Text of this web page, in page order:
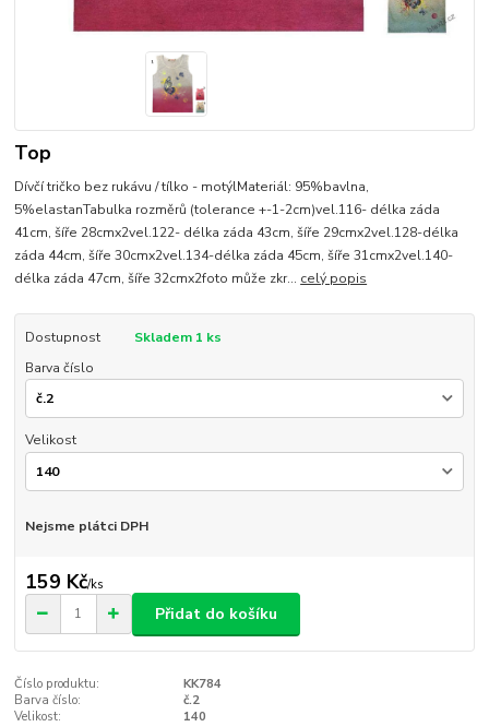
Top
Dívčí tričko bez rukávu / tílko - motýlMateriál: 95%bavlna,
5%elastanTabulka rozměrů (tolerance +-1-2cm)vel.116- délka záda
41cm, šíře 28cmx2vel.122- délka záda 43cm, šíře 29cmx2vel.128-délka
záda 44cm, šíře 30cmx2vel.134-délka záda 45cm, šíře 31cmx2vel.140-
délka záda 47cm, šíře 32cmx2foto může zkr... celý popis
Dostupnost
Skladem 1 ks
Barva číslo
Velikost
Nejsme plátci DPH
159 Kč/ks
Přidat do košíku
Číslo produktu:
KK784
Barva číslo:
č.2
Velikost:
140